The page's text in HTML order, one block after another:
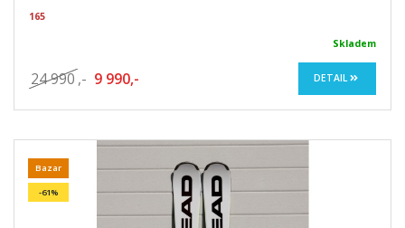
165
Skladem
24 990 ,- 9 990,- DETAIL
Bazar
-61%